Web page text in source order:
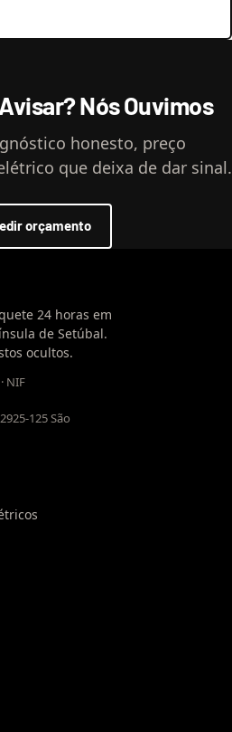
Nós Ouvimos
honesto, preço
que deixa de dar sinal.
orçamento
24 horas em
de Setúbal.
ocultos.
NIF
125 São